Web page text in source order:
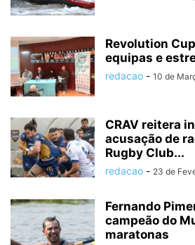
Revolution
equipas e
redacao - 10 de
CRAV reitera
acusação de
Rugby Club...
redacao - 23 de
Fernando
campeão do
maratonas